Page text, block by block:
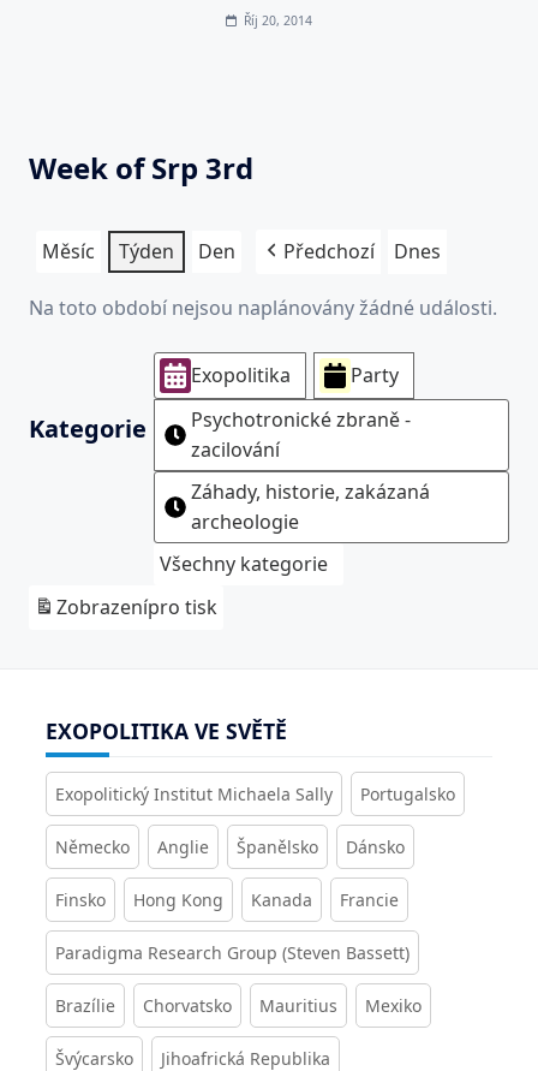
Říj 20, 2014
Week of Srp 3rd
Měsíc Týden Den Předchozí Dnes
Na toto období nejsou naplánovány žádné události.
Kategorie
Exopolitika
Party
Psychotronické zbraně -
zacilování
Záhady, historie, zakázaná
archeologie
Všechny kategorie
Zobrazenípro tisk
EXOPOLITIKA VE SVĚTĚ
Exopolitický Institut Michaela Sally Portugalsko
Německo Anglie Španělsko Dánsko
Finsko Hong Kong Kanada Francie
Paradigma Research Group (Steven Bassett)
Brazílie Chorvatsko Mauritius Mexiko
Švýcarsko Jihoafrická Republika